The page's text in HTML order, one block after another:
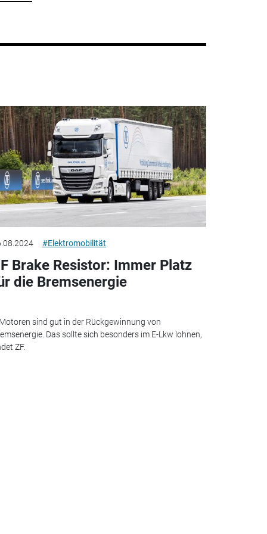
#Elektromobilität
Brake Resistor: Immer Platz
die Bremsenergie
sind gut in der Rückgewinnung von
Das sollte sich besonders im E-Lkw lohnen,
ZF.